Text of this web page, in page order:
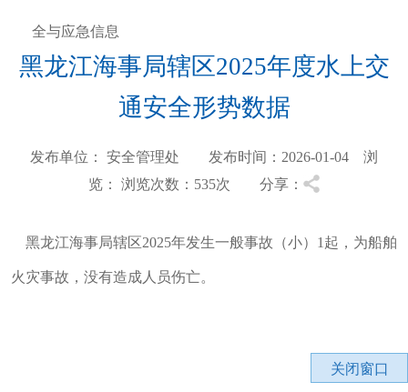
全与应急信息
黑龙江海事局辖区2025年度水上交
通安全形势数据
发布单位： 安全管理处 发布时间：2026-01-04 浏
览： 浏览次数：535次 分享：
黑龙江海事局辖区2025年发生一般事故（小）1起，为船舶
火灾事故，没有造成人员伤亡。
关闭窗口